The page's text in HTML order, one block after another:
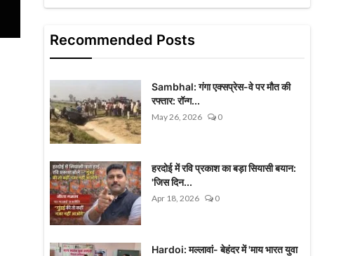
Recommended Posts
Sambhal: गंगा एक्सप्रेस-वे पर मौत की
रफ्तार: रॉन्ग...
May 26, 2026 0
हरदोई में रवि प्रकाश का बड़ा सियासी बयान:
'जिस दिन...
Apr 18, 2026 0
Hardoi: मल्लावां- बेहंदर में 'माय भारत युवा